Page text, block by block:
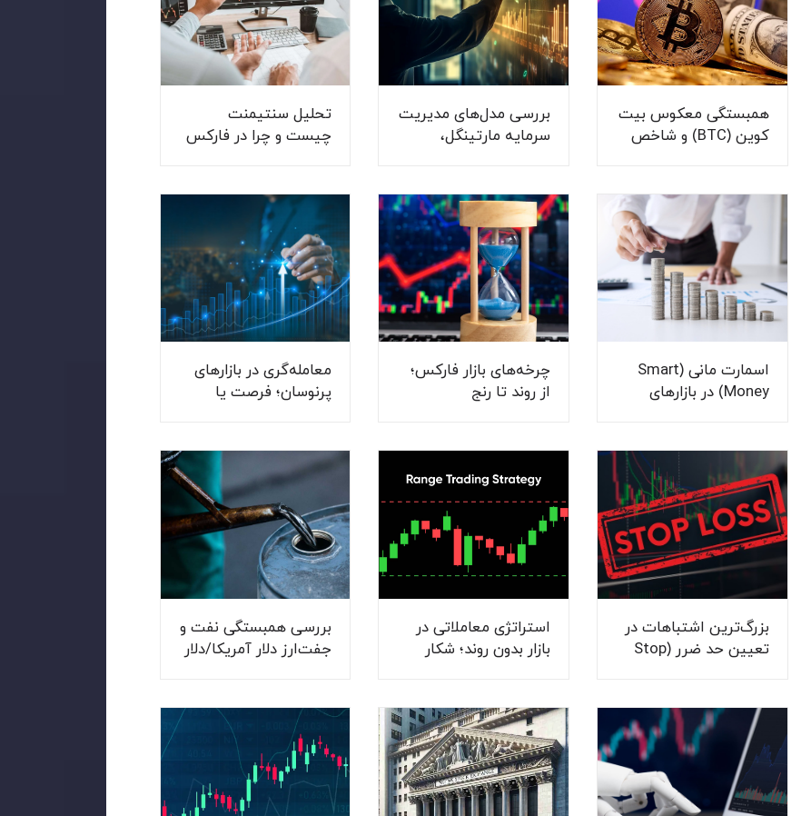
همبستگی معکوس بیت
کوین (BTC) و شاخص
بررسی مدل‌های مدیریت
سرمایه مارتینگل،
تحلیل سنتیمنت
چیست و چرا در فارکس
اسمارت مانی (Smart
Money) در بازارهای
چرخه‌های بازار فارکس؛
از روند تا رنج
معامله‌گری در بازارهای
پرنوسان؛ فرصت یا
بزرگ‌ترین اشتباهات در
تعیین حد ضرر (Stop
استراتژی معاملاتی در
بازار بدون روند؛ شکار
بررسی همبستگی نفت و
جفت‌ارز دلار آمریکا/دلار